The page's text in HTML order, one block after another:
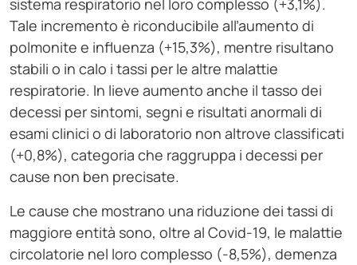
sistema respiratorio nel loro complesso (+3,1%).
Tale incremento è riconducibile all’aumento di
polmonite e influenza (+15,3%), mentre risultano
stabili o in calo i tassi per le altre malattie
respiratorie. In lieve aumento anche il tasso dei
decessi per sintomi, segni e risultati anormali di
esami clinici o di laboratorio non altrove classificati
(+0,8%), categoria che raggruppa i decessi per
cause non ben precisate.
Le cause che mostrano una riduzione dei tassi di
maggiore entità sono, oltre al Covid-19, le malattie
circolatorie nel loro complesso (-8,5%), demenza